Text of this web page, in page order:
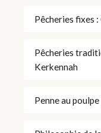
Pêcheries fixes :
Pêcheries
Kerkennah
Penne au